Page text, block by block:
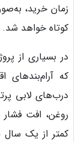
زمان خرید،
کوتاه خواهد شد.
در بسیاری از
که
درب‌های لابی
روغن، افت
کمتر از یک سال